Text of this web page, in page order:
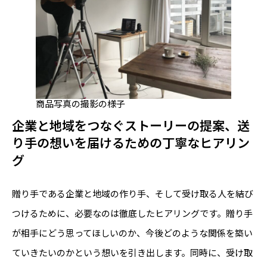
商品写真の撮影の様子
企業と地域をつなぐストーリーの提案、送
り手の想いを届けるための丁寧なヒアリン
グ
贈り手である企業と地域の作り手、そして受け取る人を結び
つけるために、必要なのは徹底したヒアリングです。贈り手
が相手にどう思ってほしいのか、今後どのような関係を築い
ていきたいのかという想いを引き出します。同時に、受け取